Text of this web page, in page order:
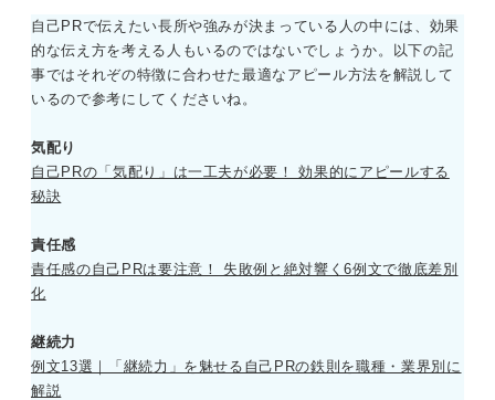
参考にしましょう。
自己PRで伝えたい長所や強みが決まっている人の中には、効果
的な伝え方を考える人もいるのではないでしょうか。以下の記
事ではそれぞの特徴に合わせた最適なアピール方法を解説して
いるので参考にしてくださいね。
気配り
自己PRの「気配り」は一工夫が必要！ 効果的にアピールする
秘訣
責任感
責任感の自己PRは要注意！ 失敗例と絶対響く6例文で徹底差別
化
継続力
例文13選｜「継続力」を魅せる自己PRの鉄則を職種・業界別に
解説